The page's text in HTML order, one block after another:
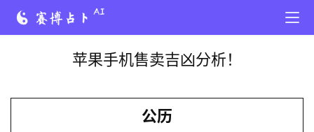
苹果手机售卖吉凶分析！
公历